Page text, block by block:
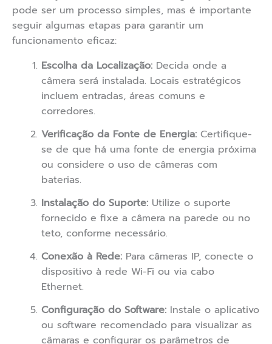
pode ser um processo simples, mas é importante
seguir algumas etapas para garantir um
funcionamento eficaz:
Escolha da Localização: Decida onde a
câmera será instalada. Locais estratégicos
incluem entradas, áreas comuns e
corredores.
Verificação da Fonte de Energia: Certifique-
se de que há uma fonte de energia próxima
ou considere o uso de câmeras com
baterias.
Instalação do Suporte: Utilize o suporte
fornecido e fixe a câmera na parede ou no
teto, conforme necessário.
Conexão à Rede: Para câmeras IP, conecte o
dispositivo à rede Wi-Fi ou via cabo
Ethernet.
Configuração do Software: Instale o aplicativo
ou software recomendado para visualizar as
câmaras e configurar os parâmetros de